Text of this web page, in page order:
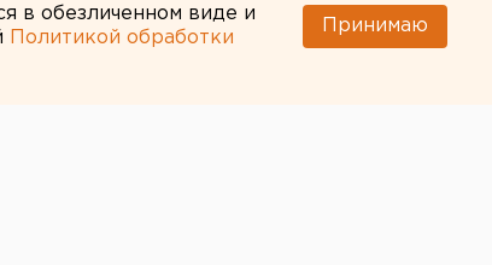
в обезличенном виде и
Политикой обработки
Принимаю